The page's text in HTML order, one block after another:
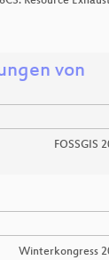
von
FOSSGIS
Winterkongress